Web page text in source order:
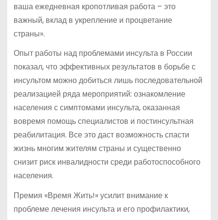
ваша ежедневная кропотливая работа – это
важный, вклад в укрепление и процветание
страны».
Опыт работы над проблемами инсульта в России
показал, что эффективных результатов в борьбе с
инсультом можно добиться лишь последовательной
реализацией ряда мероприятий: ознакомление
населения с симптомами инсульта, оказанная
вовремя помощь специалистов и постинсультная
реабилитация. Все это даст возможность спасти
жизнь многим жителям страны и существенно
снизит риск инвалидности среди работоспособного
населения.
Премия «Время Жить!» усилит внимание к
проблеме лечения инсульта и его профилактики,